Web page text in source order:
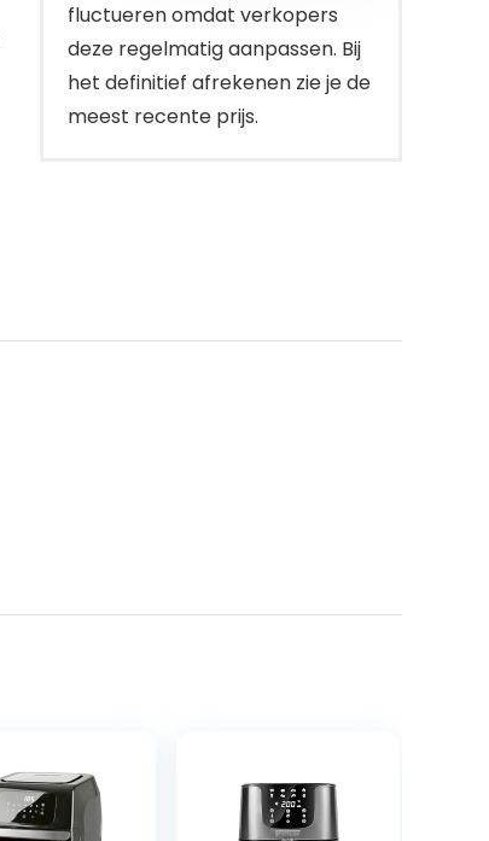
fluctueren omdat verkopers
deze regelmatig aanpassen. Bij
het definitief afrekenen zie je de
meest recente prijs.